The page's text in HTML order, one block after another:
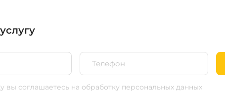
вы соглашаетесь на обработку персональных данных